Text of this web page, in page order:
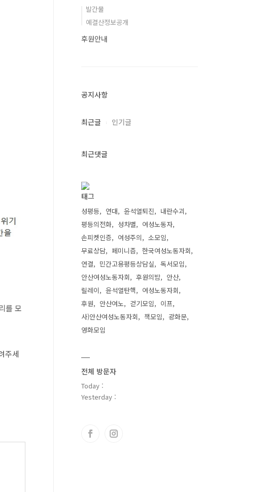
를 모
주세
발간물
예결산정보공개
후원안내
공지사항
최근글 인기글
최근댓글
태그
성평등 연대 윤석열퇴진
내란수괴
평등의전화
성차별
여성노동자
손피켓인증
여성주의
소모임
무료상담
페미니즘
한국여성노동자회
연결
민간고용평등상담실
독서모임
안산여성노동자회
후원의밤
안산
릴레이
윤석열탄핵
여성노동자회
후원
안산여노 걷기모임
이프
사)안산여성노동자회
책모임
광화문
영화모임
전체 방문자
Today :
Yesterday :